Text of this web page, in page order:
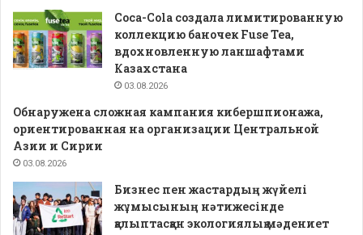
Coca-Cola создала лимитированную
коллекцию баночек Fuse Tea,
вдохновленную ланшафтами
Казахстана
03.08.2026
Обнаружена сложная кампания кибершпионажа,
ориентированная на организации Центральной
Азии и Сирии
03.08.2026
Бизнес пен жастардың жүйелі
жұмысының нәтижесінде
қалыптасқан экологиялық мәдениет